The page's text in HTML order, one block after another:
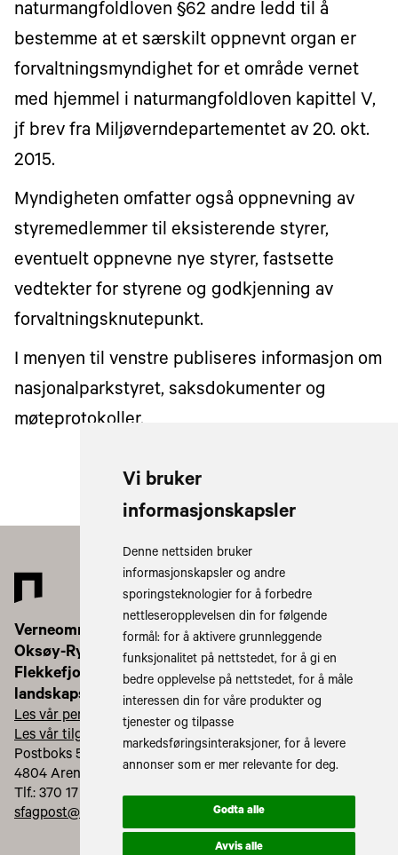
Vi bruker
informasjonskapsler
Denne nettsiden bruker
informasjonskapsler og andre
sporingsteknologier for å forbedre
nettleseropplevelsen din for følgende
formål: for å aktivere grunnleggende
funksjonalitet på nettstedet, for å gi en
bedre opplevelse på nettstedet, for å måle
interessen din for våre produkter og
tjenester og tilpasse
markedsføringsinteraksjoner, for å levere
annonser som er mer relevante for deg.
Godta alle
Avvis alle
naturmangfoldloven §62 andre ledd til å
bestemme at et særskilt oppnevnt organ er
forvaltningsmyndighet for et område vernet
med hjemmel i naturmangfoldloven kapittel V,
jf brev fra Miljøverndepartementet av 20. okt.
2015.
Myndigheten omfatter også oppnevning av
styremedlemmer til eksisterende styrer,
eventuelt oppnevne nye styrer, fastsette
vedtekter for styrene og godkjenning av
forvaltningsknutepunkt.
I menyen til venstre publiseres informasjon om
nasjonalparkstyret, saksdokumenter og
møteprotokoller.
Verneområdestyret for
Oksøy-Ryvingen og
Flekkefjord
landskapsvernområder
Les vår personvernerklæring
Les vår tilgjengelighetserklæring
Postboks 504
4804 Arendal
Tlf.: 370 17 500 (servicetorg)
sfagpost@statsforvalteren.no